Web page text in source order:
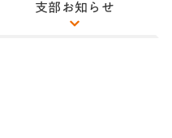
支部お知らせ